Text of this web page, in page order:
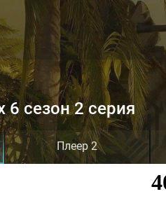
сезон 2 серия
Плеер 2